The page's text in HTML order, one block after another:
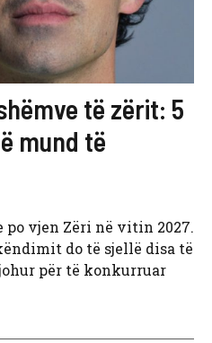
të zërit: 5
mund të
vjen Zëri në vitin 2027.
do të sjellë disa të
për të konkurruar